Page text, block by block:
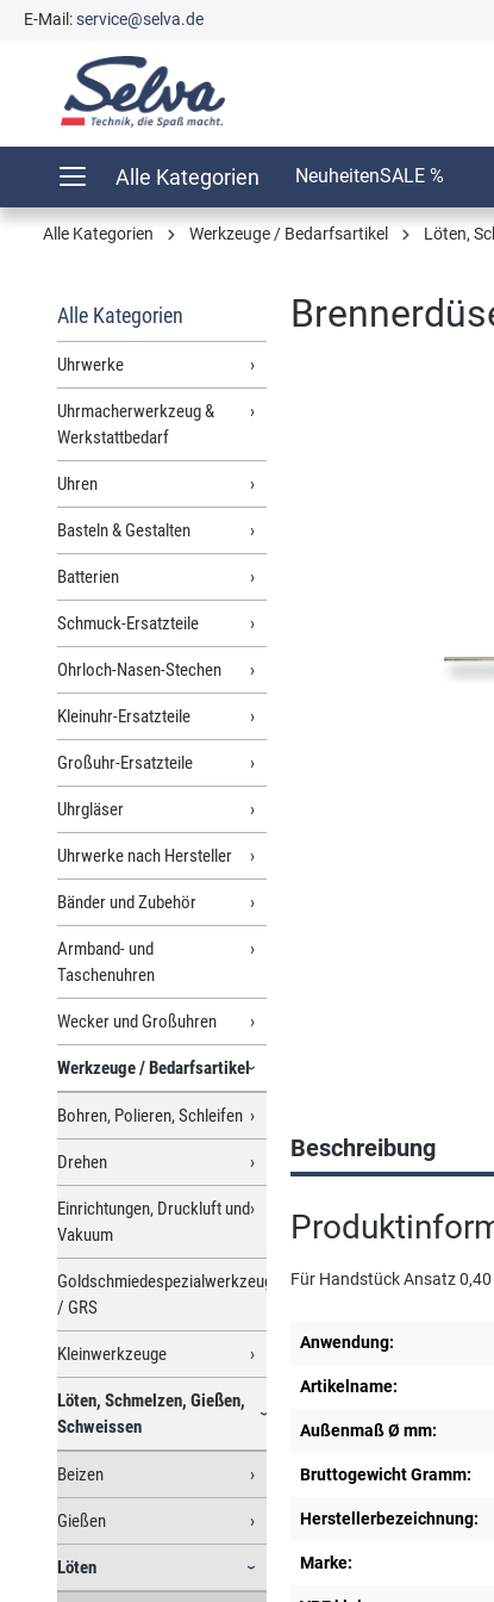
Zur Hauptnavigation springen
E-Mail:service@selva.de
Alle Kategorien NeuheitenSALE %
Alle Kategorien Werkzeuge / Bedarfsartikel Löten,
Alle Kategorien
Uhrwerke
Uhrmacherwerkzeug &
Werkstattbedarf
Uhren
Basteln & Gestalten
Batterien
Schmuck-Ersatzteile
Ohrloch-Nasen-Stechen
Kleinuhr-Ersatzteile
Großuhr-Ersatzteile
Uhrgläser
Uhrwerke nach Hersteller
Bänder und Zubehör
Armband- und
Taschenuhren
Wecker und Großuhren
Werkzeuge / Bedarfsartikel
Bohren, Polieren, Schleifen
Drehen
Einrichtungen, Druckluft und
Vakuum
Goldschmiedespezialwerkzeuge
/ GRS
Kleinwerkzeuge
Löten, Schmelzen, Gießen,
Schweissen
Beizen
Gießen
Löten
Beschreibung
Für Handstück Ansatz 0,40
Anwendung:
Artikelname:
Außenmaß Ø mm:
Bruttogewicht Gramm:
Herstellerbezeichnung:
Marke: